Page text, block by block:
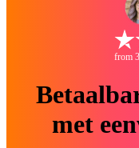
from
met